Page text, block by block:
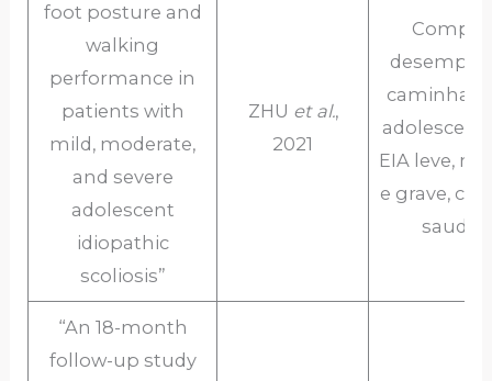
foot posture and
walking
performance in
patients with
mild, moderate,
and severe
adolescent
idiopathic
scoliosis”
ZHU et al.,
2021
EIA leve,
e grave,
“An 18-month
follow-up study